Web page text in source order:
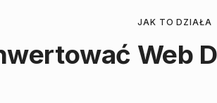
JAK TO DZIAŁA
Web